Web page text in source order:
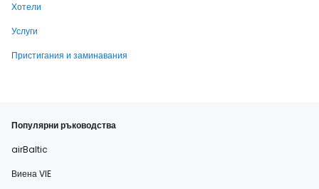
Хотели
Услуги
Пристигания и заминавания
Популярни ръководства
airBaltic
Виена VIE